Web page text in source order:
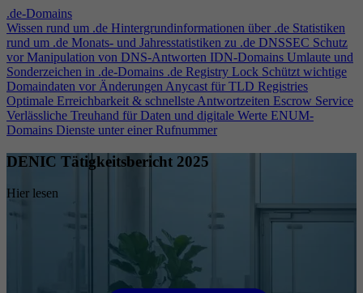
.de-Domains
Wissen rund um .de Hintergrundinformationen über .de Statistiken
rund um .de Monats- und Jahresstatistiken zu .de DNSSEC Schutz
vor Manipulation von DNS-Antworten IDN-Domains Umlaute und
Sonderzeichen in .de-Domains .de Registry Lock Schützt wichtige
Domaindaten vor ÄnderungenAnycast für TLD Registries
Optimale Erreichbarkeit & schnellste Antwortzeiten Escrow Service
Verlässliche Treuhand für Daten und digitale Werte ENUM-
Domains Dienste unter einer Rufnummer
DENIC Tätigkeitsbericht 2025
Hier lesen